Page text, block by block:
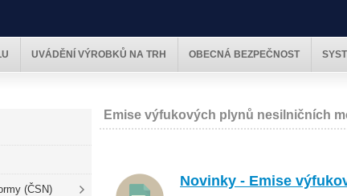
UVÁDĚNÍ VÝROBKŮ NA TRH OBECNÁ BEZPEČNOST
(ČSN)
Emise výfukových plynů nesilničních
Novinky - Emise